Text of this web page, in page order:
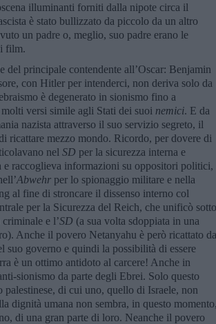
illuminanti forniti dalla nipote circa il
è stato bullizzato da piccolo da un altro
un padre o, meglio, suo padre erano le
film.
del principale contendente all’Oscar: Benjamin
con Hitler per intenderci, non deriva solo da
è degenerato in sionismo fino a
versi simile agli Stati dei suoi nemici. E da
nazista attraverso il suo servizio segreto, il
ricattare mezzo mondo. Ricordo, per dovere di
nel SD per la sicurezza interna e
raccoglieva informazioni su oppositori politici,
Abwehr per lo spionaggio militare e nella
al fine di stroncare il dissenso interno col
per la Sicurezza del Reich, che unificò sotto
e l’SD (a sua volta sdoppiata in una
Anche il povero Netanyahu è però ricattato
suo governo e quindi la possibilità di essere
è un ottimo antidoto al carcere! Anche in
sionismo da parte degli Ebrei. Solo questo
di cui uno, quello di Israele, non
dignità umana non sembra, in questo momento,
di una gran parte di loro. Neanche il povero